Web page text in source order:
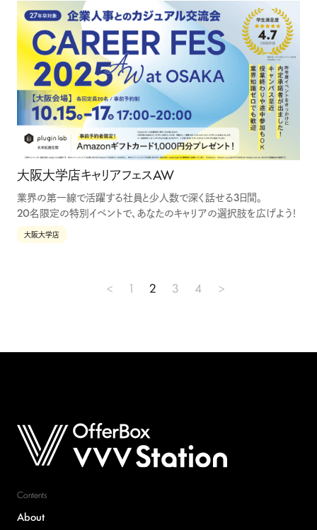
大阪大学店キャリアフェスAW
業界の第一線で活躍する社員と少人数で深く話せる3日間。
20名限定の特別イベントで、あなたのキャリアの選択肢を広げよう！
大阪大学店
ー
< 1 2 3 4 >
Contents
About